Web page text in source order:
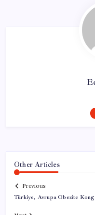
Other Articles
Previous
Türkiye, Avrupa Obezite